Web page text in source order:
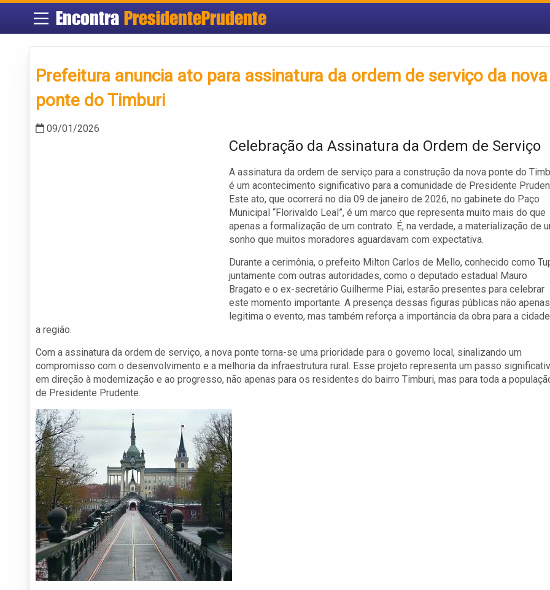
Encontra PresidentePrudente
Prefeitura anuncia ato para assinatura da ordem de serviço da nova
ponte do Timburi
09/01/2026
Celebração da Assinatura da Ordem de Serviço
A assinatura da ordem de serviço para a construção da nova ponte do
é um acontecimento significativo para a comunidade de Presidente
Este ato, que ocorrerá no dia 09 de janeiro de 2026, no gabinete do Paço
Municipal “Florivaldo Leal”, é um marco que representa muito mais do que
apenas a formalização de um contrato. É, na verdade, a materialização de
sonho que muitos moradores aguardavam com expectativa.
Durante a cerimônia, o prefeito Milton Carlos de Mello, conhecido como
juntamente com outras autoridades, como o deputado estadual Mauro
Bragato e o ex-secretário Guilherme Piai, estarão presentes para celebrar
este momento importante. A presença dessas figuras públicas não apenas
legitima o evento, mas também reforça a importância da obra para a
a região.
Com a assinatura da ordem de serviço, a nova ponte torna-se uma prioridade para o governo local, sinalizando um
compromisso com o desenvolvimento e a melhoria da infraestrutura rural. Esse projeto representa um passo
em direção à modernização e ao progresso, não apenas para os residentes do bairro Timburi, mas para toda a
de Presidente Prudente.